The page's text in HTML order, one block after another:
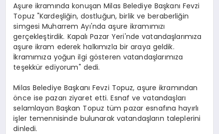
Aşure ikramında konuşan Milas Belediye Başkanı Fevzi
Topuz "Kardeşliğin, dostluğun, birlik ve beraberliğin
simgesi Muharrem Ayı'nda aşure ikramımızı
gerçekleştirdik. Kapalı Pazar Yeri'nde vatandaşlarımıza
aşure ikram ederek halkımızla bir araya geldik.
İkramımıza yoğun ilgi gösteren vatandaşlarımıza
teşekkür ediyorum" dedi.
Milas Belediye Başkanı Fevzi Topuz, aşure ikramından
önce ise pazarı ziyaret etti. Esnaf ve vatandaşları
selamlayan Başkan Topuz tüm pazar esnafına hayırlı
işler temennisinde bulunarak vatandaşların taleplerini
dinledi.